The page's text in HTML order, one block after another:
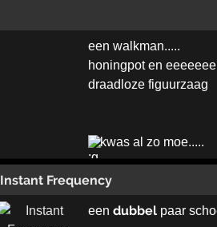
een walkman.....
honingpot en
draadloze figuurzaag
kwas al zo moe.....
Instant Frequency
een dubbelpaar